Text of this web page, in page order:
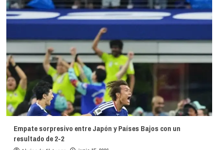
Empate sorpresivo entre Japón y Países Bajos con un
resultado de 2-2